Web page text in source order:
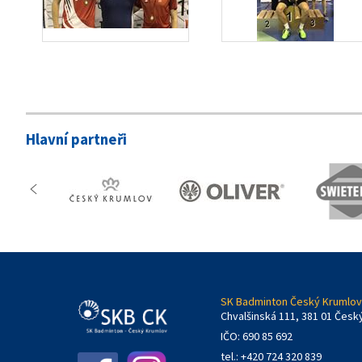
Hlavní partneři
SK Badminton Český
Chvalšinská 111, 381 01
IČO: 690 85 692
tel.: +420 724 320 839